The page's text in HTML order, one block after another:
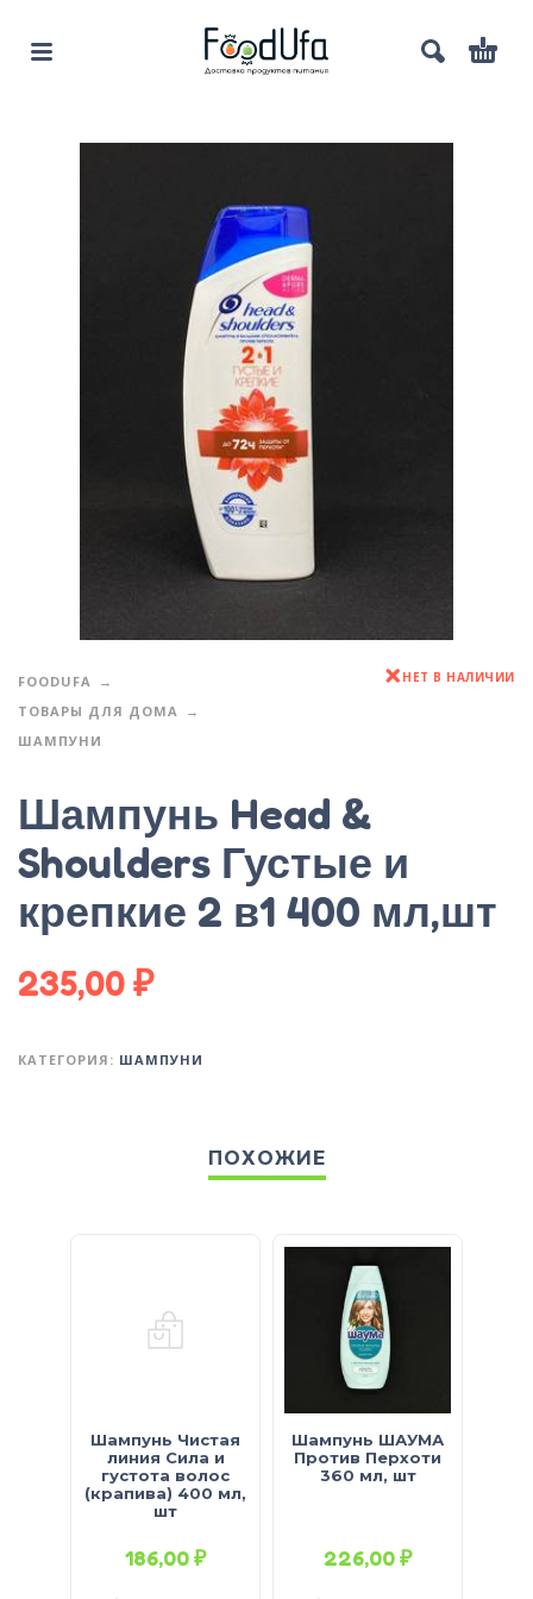
FOODUFA
ТОВАРЫ ДЛЯ ДОМА
ШАМПУНИ
НЕТ В НАЛИЧИИ
Шампунь Head &
Shoulders Густые и
крепкие 2 в1 400 мл,шт
235,00₽
КАТЕГОРИЯ: ШАМПУНИ
ПОХОЖИЕ
Шампунь Чистая
линия Сила и
густота волос
(крапива) 400 мл,
шт
186,00₽
Шампунь ШАУМА
Против Перхоти
360 мл, шт
226,00₽